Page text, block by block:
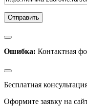
Ошибка: Контактная
Бесплатная
Оформите заявку на